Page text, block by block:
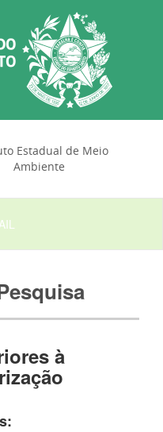
Estadual de Meio
Ambiente
à